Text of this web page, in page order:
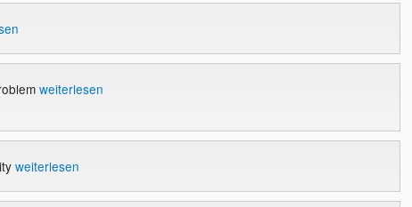
weiterlesen
weiterlesen